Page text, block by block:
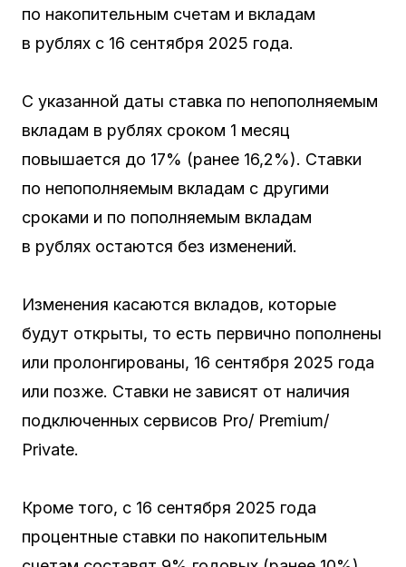
по накопительным счетам и вкладам
в рублях с 16 сентября 2025 года.
С указанной даты ставка по непополняемым
вкладам в рублях сроком 1 месяц
повышается до 17% (ранее 16,2%). Ставки
по непополняемым вкладам с другими
сроками и по пополняемым вкладам
в рублях остаются без изменений.
Изменения касаются вкладов, которые
будут открыты, то есть первично пополнены
или пролонгированы, 16 сентября 2025 года
или позже. Ставки не зависят от наличия
подключенных сервисов Pro/ Premium/
Private.
Кроме того, с 16 сентября 2025 года
процентные ставки по накопительным